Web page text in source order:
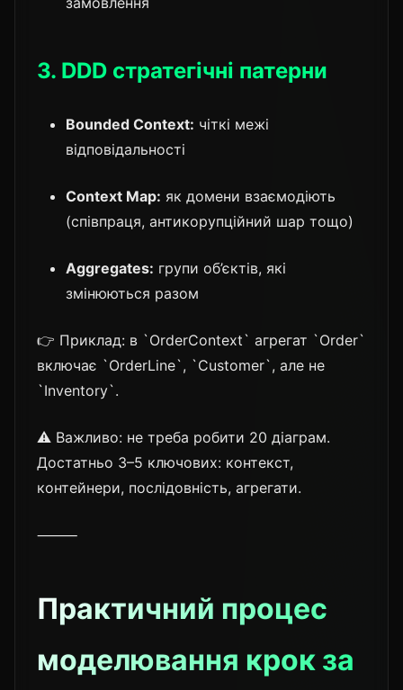
3. DDD стратегічні патерни
Bounded Context: чіткі межі
відповідальності
Context Map: як домени взаємодіють
(співпраця, антикорупційний шар тощо)
Aggregates: групи об’єктів, які
змінюються разом
👉 Приклад: в `OrderContext` агрегат `Order`
включає `OrderLine`, `Customer`, але не
`Inventory`.
⚠️ Важливо: не треба робити 20 діаграм.
Достатньо 3–5 ключових: контекст,
контейнери, послідовність, агрегати.
⸻
Практичний процес
моделювання крок за